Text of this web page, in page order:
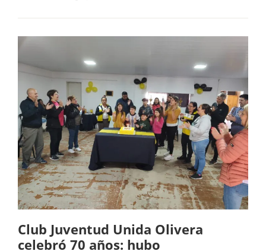
Club Juventud Unida Olivera
celebró 70 años: hubo